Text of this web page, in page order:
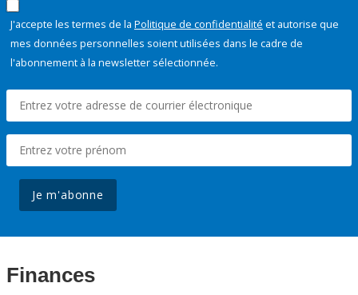
J'accepte les termes de la Politique de confidentialité et autorise que
mes données personnelles soient utilisées dans le cadre de
l'abonnement à la newsletter sélectionnée.
Je m'abonne
Finances